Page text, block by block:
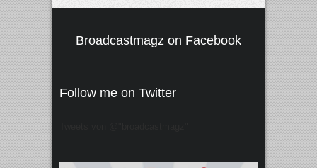
Broadcastmagz on Facebook
Follow me on Twitter